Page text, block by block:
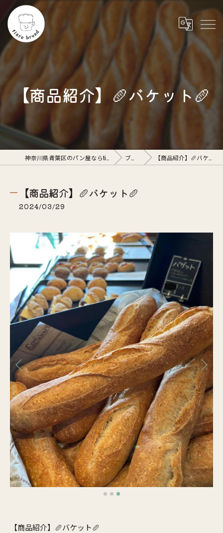
【商品紹介】🥖バケット🥖
ブログ 【商品紹介】🥖バケット🥖
【商品紹介】🥖バケット🥖
2024/03/29
【商品紹介】🥖バケット🥖